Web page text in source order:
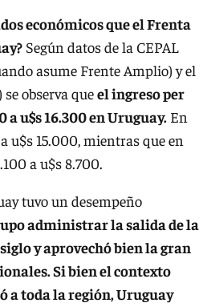
económicos que el Frenta
Según datos de la CEPAL
asume Frente Amplio) y el
observa queel ingreso per
a u$s 16.300 en Uruguay. En
u$s 15.000, mientras que en
a u$s 8.700.
tuvo un desempeño
administrar la salida de la
y aprovechó bien la gran
Si bien el contexto
toda la región, Uruguay